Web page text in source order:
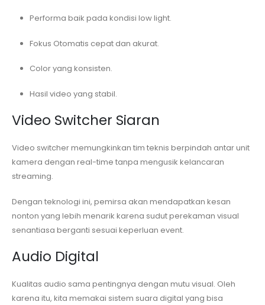
Performa baik pada kondisi low light.
Fokus Otomatis cepat dan akurat.
Color yang konsisten.
Hasil video yang stabil.
Video Switcher Siaran
Video switcher memungkinkan tim teknis berpindah antar unit
kamera dengan real-time tanpa mengusik kelancaran
streaming.
Dengan teknologi ini, pemirsa akan mendapatkan kesan
nonton yang lebih menarik karena sudut perekaman visual
senantiasa berganti sesuai keperluan event.
Audio Digital
Kualitas audio sama pentingnya dengan mutu visual. Oleh
karena itu, kita memakai sistem suara digital yang bisa